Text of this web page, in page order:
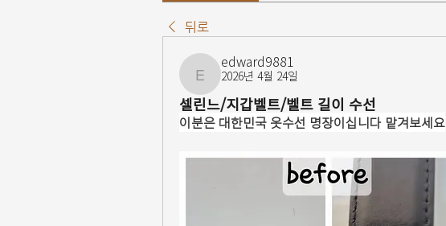
뒤로
edward9881
edward9881
2026년 4월 24일
셀린느/지갑벨트/벨트 길이 수선
이분은 대한민국 옷수선 명장이십니다 맡겨보세요